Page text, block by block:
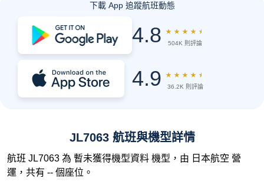
下載 App 追蹤航班動態
4.8 ★ ★ ★ ★ ★
504K 則評論
4.9 ★ ★ ★ ★ ★
36.2K 則評論
JL7063 航班與機型詳情
航班 JL7063 為 暫未獲得機型資料 機型，由 日本航空 營
運，共有 -- 個座位。